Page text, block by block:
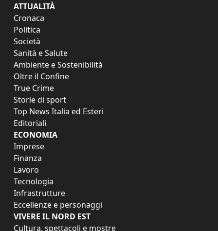
ATTUALITÀ
Cronaca
Politica
Società
Sanità e Salute
Ambiente e Sostenibilità
Oltre il Confine
True Crime
Storie di sport
Top News Italia ed Esteri
Editoriali
ECONOMIA
Imprese
Finanza
Lavoro
Tecnologia
Infrastrutture
Eccellenze e personaggi
VIVERE IL NORD EST
Cultura, spettacoli e mostre